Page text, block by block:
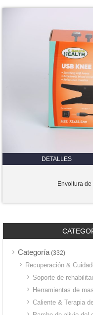
DETALLES
Envoltura
Categoría(332)
Recuperación &
Soporte de
Herramientas de
Caliente & Terapia